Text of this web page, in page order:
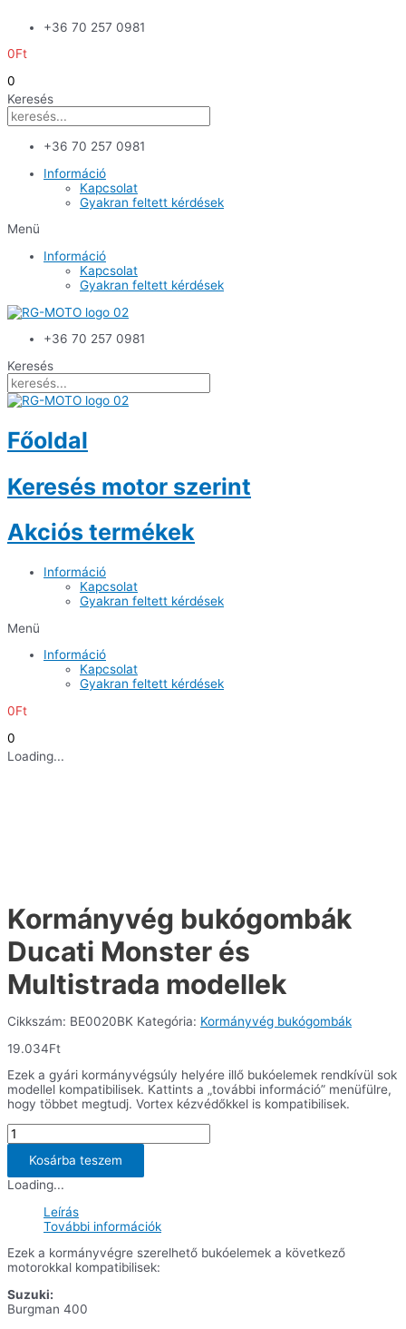
+36 70 257 0981
0Ft
0
Keresés
+36 70 257 0981
Információ
Kapcsolat
Gyakran feltett kérdések
Menü
Információ
Kapcsolat
Gyakran feltett kérdések
+36 70 257 0981
Keresés
Főoldal
Keresés motor szerint
Akciós termékek
Információ
Kapcsolat
Gyakran feltett kérdések
Menü
Információ
Kapcsolat
Gyakran feltett kérdések
0Ft
0
Loading...
Kormányvég bukógombák
Ducati Monster és
Multistrada modellek
Cikkszám: BE0020BK Kategória: Kormányvég bukógombák
19.034Ft
Ezek a gyári kormányvégsúly helyére illő bukóelemek rendkívül sok
modellel kompatibilisek. Kattints a „további információ” menüfülre,
hogy többet megtudj. Vortex kézvédőkkel is kompatibilisek.
Kormányvég
bukógombák
Ducati
Monster
és
modellek
mennyiség
Kosárba teszem
Loading...
Leírás
További információk
Ezek a kormányvégre szerelhető bukóelemek a következő
motorokkal kompatibilisek:
Suzuki:
Burgman 400